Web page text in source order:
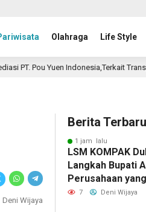
Olahraga Life Style
Transparansi Anggaran Dana
Deni Wijaya
Berita Terbaru
1 jam lalu
LSM KOMPAK
Langkah Bupati
Perusahaan
Patuh Harus
7 Deni Wijaya